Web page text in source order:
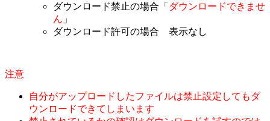
ダウンロード禁止の場合「 ダウンロードできませ
ん 」
ダウンロード許可の場合 表示なし
注意
自分がアップロードしたファイルは禁止設定してもダ
ウンロードできてしまいます